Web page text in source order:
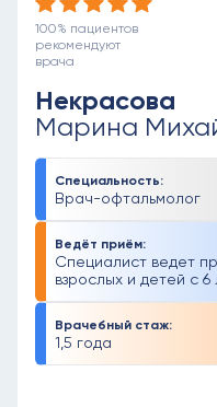
100% пациентов
рекомендуют
врача
Некрасова
Марина
Специальность:
Врач-офтальмолог
Ведёт приём:
Специалист ведет
взрослых и детей с 6
Врачебный стаж:
1,5 года